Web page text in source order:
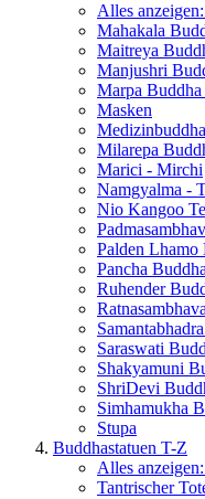
Alles
Mahakala
Maitreya
Manjushri
Marpa
Masken
Milarepa
Marici - Mirchi
Namgyalma -
Nio Kangoo
Palden Lhamo
Pancha
Ruhender
Saraswati
Shakyamuni
ShriDevi
Simhamukha
Stupa
Buddhastatuen T-Z
Alles
Tantrischer